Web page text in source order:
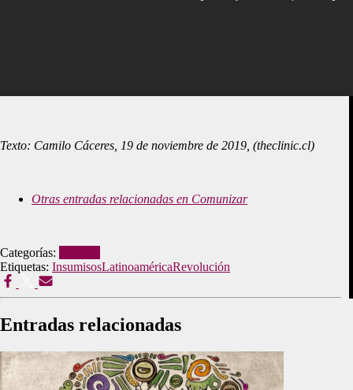
Texto: Camilo Cáceres, 19 de noviembre de 2019, (theclinic.cl)
Otras entradas relacionadas en Comunizar
Categorías:
Etiquetas: InsumisosLatinoaméricaRevolución
Entradas relacionadas